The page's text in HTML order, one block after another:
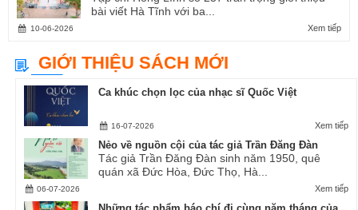
bài viết Hà Tĩnh với ba...
Xem tiếp
10-06-2026
GIỚI THIỆU SÁCH MỚI
Ca khúc chọn lọc của nhạc sĩ Quốc Việt
Xem tiếp
16-07-2026
Nẻo về nguồn cội của tác giả Trần Đăng Đàn
Tác giả Trần Đăng Đàn sinh năm 1950, quê
quán xã Đức Hòa, Đức Thọ, Hà...
Xem tiếp
06-07-2026